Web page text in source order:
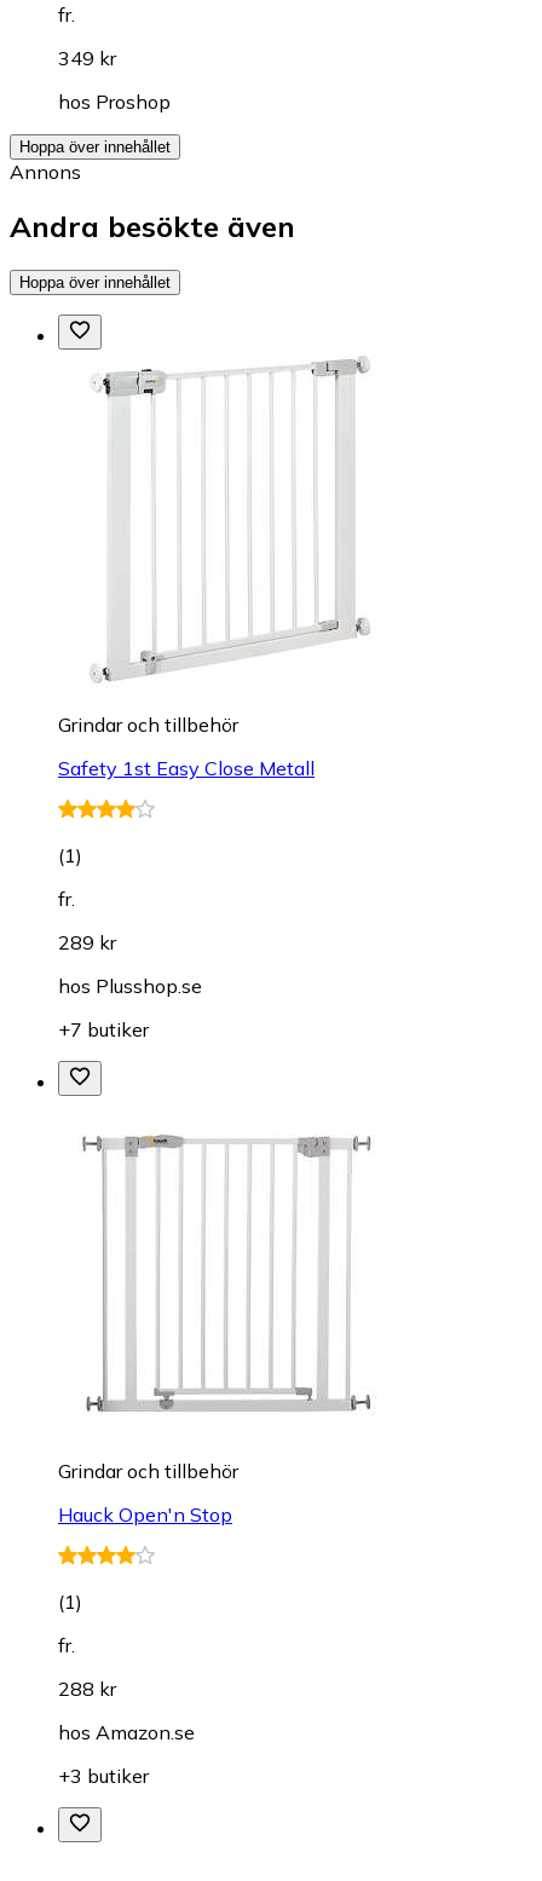
fr.
349 kr
hos Proshop
Hoppa över innehållet
Annons
Andra besökte även
Hoppa över innehållet
Grindar och tillbehör
Safety 1st Easy Close Metall
(1)
fr.
289 kr
hos Plusshop.se
+7 butiker
Grindar och tillbehör
Hauck Open'n Stop
(1)
fr.
288 kr
hos Amazon.se
+3 butiker